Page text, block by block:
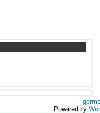
Powered by